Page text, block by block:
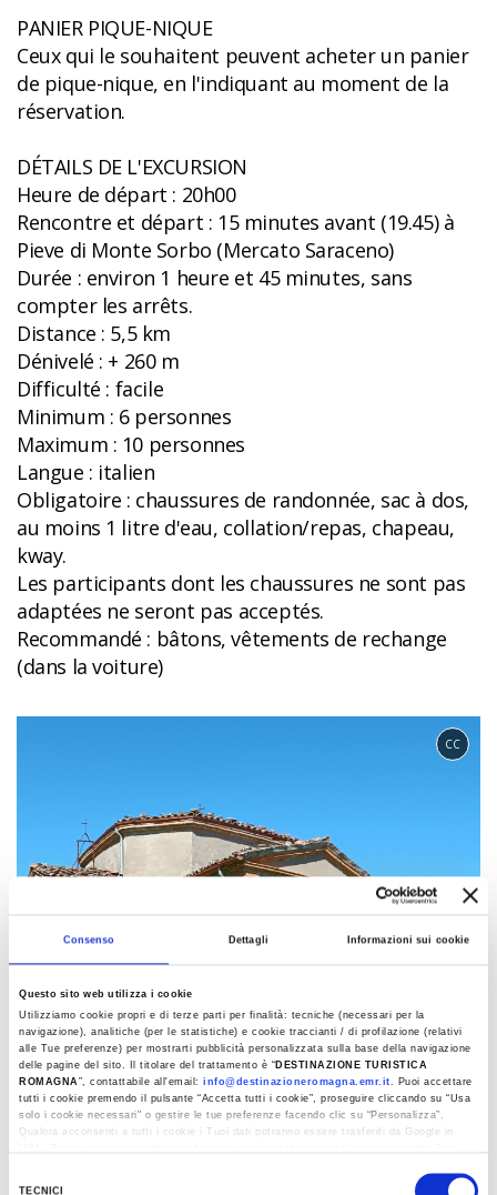
Consenso Dettagli Informazioni sui cookie
Questo sito web utilizza i cookie
Utilizziamo cookie propri e di terze parti per finalità: tecniche (necessari per la
navigazione), analitiche (per le statistiche) e cookie traccianti / di profilazione (relativi
alle Tue preferenze) per mostrarti pubblicità personalizzata sulla base della navigazione
delle pagine del sito. Il titolare del trattamento è “ DESTINAZIONE TURISTICA
ROMAGNA”, contattabile all'email:info@destinazioneromagna.emr.it. Puoi accettare
tutti i cookie premendo il pulsante “Accetta tutti i cookie”, proseguire cliccando su “Usa
solo i cookie necessari" o gestire le tue preferenze facendo clic su “Personalizza”.
Qualora acconsenti a tutti i cookie i Tuoi dati potranno essere trasferiti da Google in
TECNICI
PANIER PIQUE-NIQUE
Ceux qui le souhaitent peuvent acheter un panier
de pique-nique, en l'indiquant au moment de la
réservation.
DÉTAILS DE L'EXCURSION
Heure de départ : 20h00
Rencontre et départ : 15 minutes avant (19.45) à
Pieve di Monte Sorbo (Mercato Saraceno)
Durée : environ 1 heure et 45 minutes, sans
compter les arrêts.
Distance : 5,5 km
Dénivelé : + 260 m
Difficulté : facile
Minimum : 6 personnes
Maximum : 10 personnes
Langue : italien
Obligatoire : chaussures de randonnée, sac à dos,
au moins 1 litre d'eau, collation/repas, chapeau,
kway.
Les participants dont les chaussures ne sont pas
adaptées ne seront pas acceptés.
Recommandé : bâtons, vêtements de rechange
(dans la voiture)
CC